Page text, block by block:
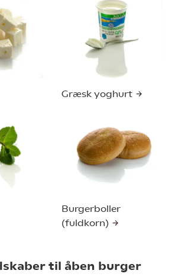
Græsk yoghurt
Burgerboller
(fuldkorn)
til åben burger